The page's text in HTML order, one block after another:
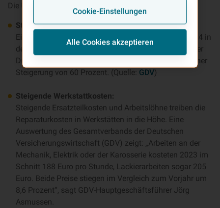
Die Ursachen sind vielfältig:
Steigende Kosten für Schadenfälle:
Ein durchschnittlicher Pkw-Sachschaden kostete 2024 in
der Kfz-Haftpflicht rund 4.250 Euro. Noch 2017 lag der
Durchschnittswert bei 2.700 Euro – das entspricht einer
Steigerung von 60 Prozent. (Quelle: GDV)
Steigende Werkstattkosten:
Steigende Ersatzteilkosten und Arbeitslöhne treiben die
Reparaturkosten in Werkstätten in die Höhe. Eine
Auswertung des Gesamtverbands der Deutschen
Versicherungswirtschaft (GDV) zeigt: „Arbeiten an der
Mechanik, Elektrik oder der Karosserie kosteten 2023 im
Schnitt 188 Euro pro Stunde, Lackierarbeiten sogar 205
Euro. Beide Preise stiegen im Vergleich zum Vorjahr um
8,6 Prozent“, sagt GDV-Hauptgeschäftsführer Jörg
Asmussen.
Cookie-Einstellungen
Alle Cookies akzeptieren